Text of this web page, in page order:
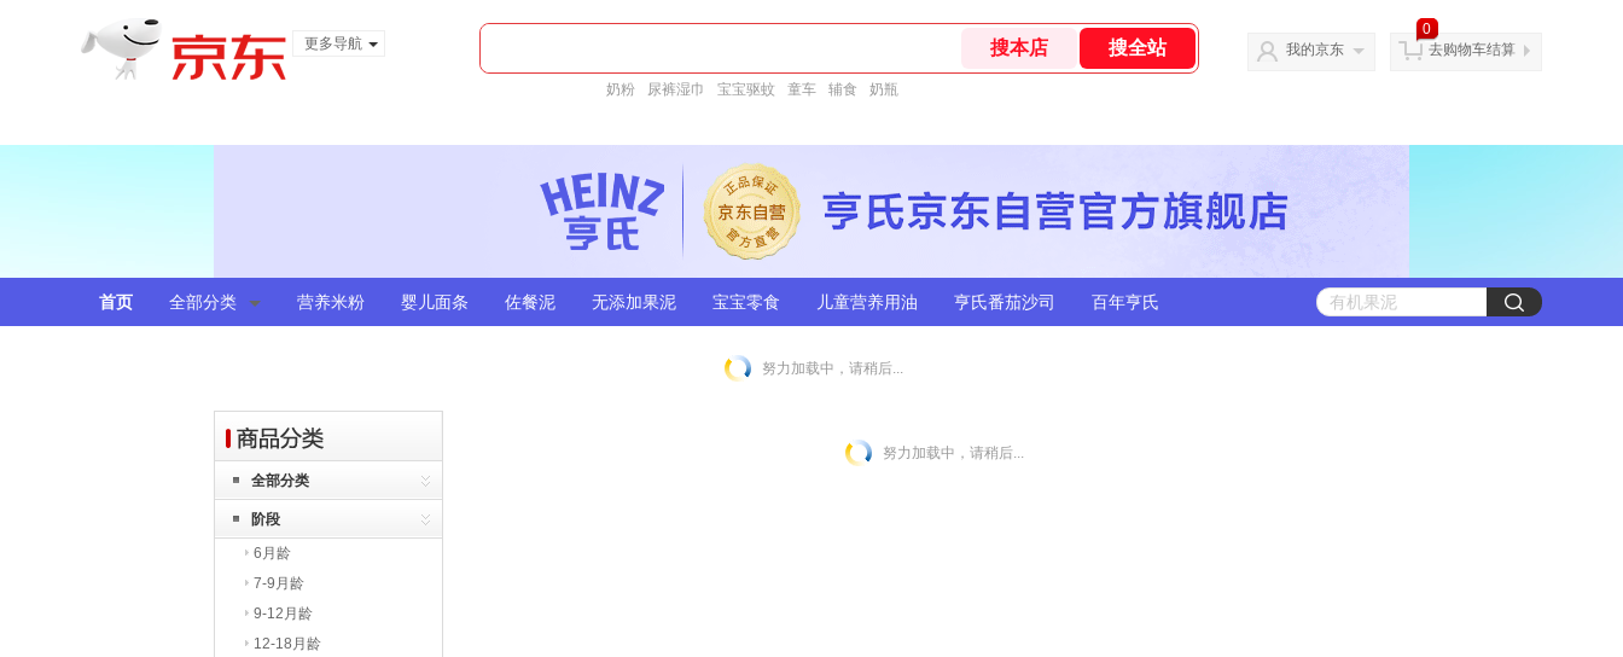
更多导航
奶粉 尿裤湿巾 宝宝驱蚊 童车 辅食 奶瓶
我的京东
0
去购物车结算
首页 全部分类 营养米粉 婴儿面条 佐餐泥 无添加果泥 宝宝零食 儿童营养用油 亨氏番茄沙司 百年亨氏
努力加载中，请稍后...
全部分类
阶段
6月龄
7-9月龄
9-12月龄
12-18月龄
努力加载中，请稍后...